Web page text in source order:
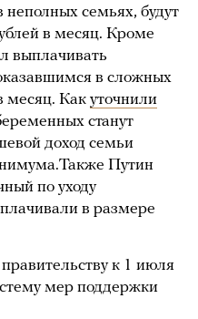
семьях, будут
в месяц. Кроме
выплачивать
в сложных
месяц. Как уточнили
станут
доход семьи
Путин
по уходу
в размере
к 1 июля
мер поддержки